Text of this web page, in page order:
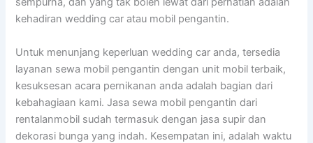
kehadiran wedding car atau mobil pengantin.
Untuk menunjang keperluan wedding car anda, tersedia
layanan sewa mobil pengantin dengan unit mobil terbaik,
kesuksesan acara pernikanan anda adalah bagian dari
kebahagiaan kami. Jasa sewa mobil pengantin dari
rentalanmobil sudah termasuk dengan jasa supir dan
dekorasi bunga yang indah. Kesempatan ini, adalah waktu